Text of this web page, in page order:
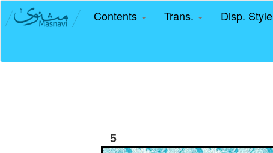
Contents Trans. Disp. Style
5